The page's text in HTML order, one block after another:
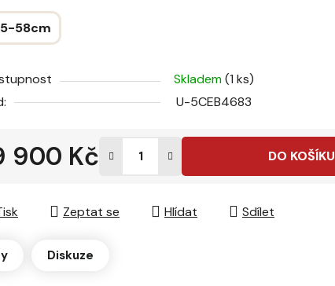
58cm
Skladem(1 ks)
U-5CEB4683
900 Kč DO KOŠÍKU
Zeptat se Hlídat Sdílet
Diskuze